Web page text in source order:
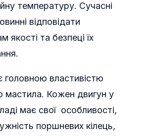
температуру. Сучасні
відповідати
якості та безпеці їх
головною властивістю
мастила. Кожен двигун у
має свої особливості,
поршневих кілець,